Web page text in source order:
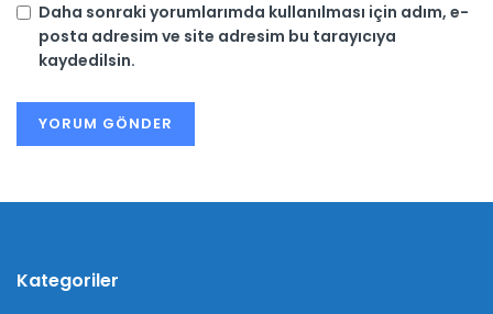
Daha sonraki yorumlarımda kullanılması için adım, e-
posta adresim ve site adresim bu tarayıcıya
kaydedilsin.
Kategoriler